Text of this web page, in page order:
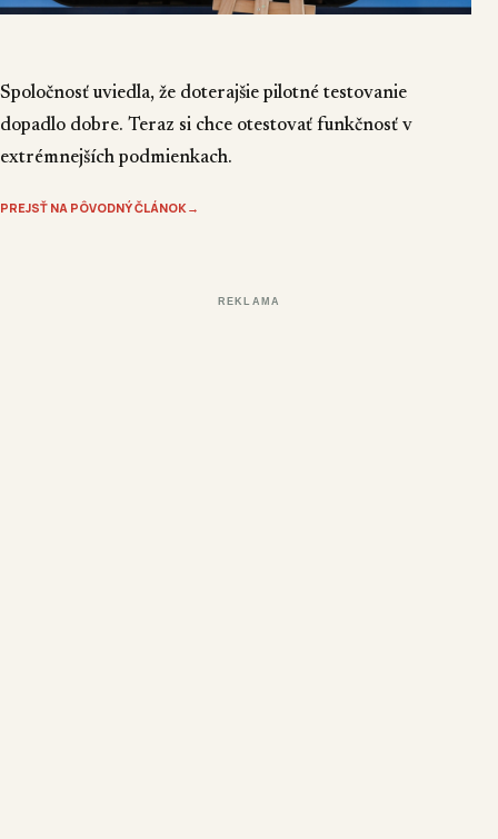
Spoločnosť uviedla, že doterajšie pilotné testovanie
dopadlo dobre. Teraz si chce otestovať funkčnosť v
extrémnejších podmienkach.
PREJSŤ NA PÔVODNÝ ČLÁNOK→
REKLAMA